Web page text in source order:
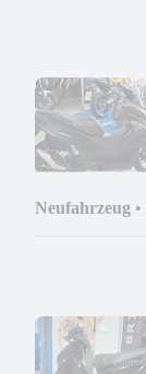
Neufahrzeug •